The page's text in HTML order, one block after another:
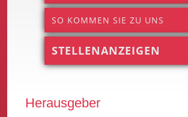
SO KOMMEN SIE ZU UNS
STELLENANZEIGEN
Herausgeber